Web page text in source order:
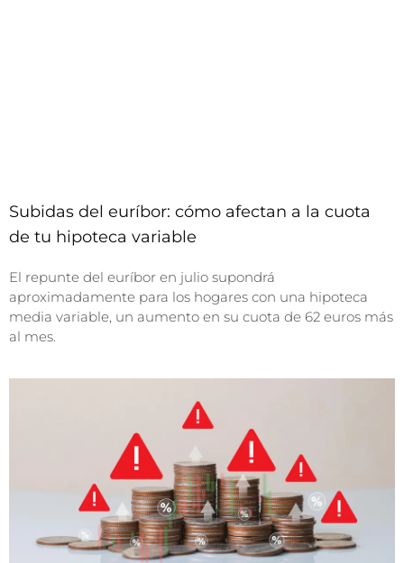
Subidas del euríbor: cómo afectan a la cuota
de tu hipoteca variable
El repunte del euríbor en julio supondrá
aproximadamente para los hogares con una hipoteca
media variable, un aumento en su cuota de 62 euros más
al mes.